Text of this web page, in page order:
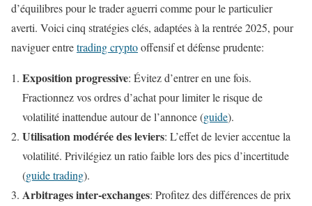
d’équilibres pour le trader aguerri comme pour le particulier
averti. Voici cinq stratégies clés, adaptées à la rentrée 2025, pour
naviguer entretrading cryptooffensif et défense prudente:
Exposition progressive: Évitez d’entrer en une fois.
Fractionnez vos ordres d’achat pour limiter le risque de
volatilité inattendue autour de l’annonce (guide).
Utilisation modérée des leviers: L’effet de levier accentue la
volatilité. Privilégiez un ratio faible lors des pics d’incertitude
(guide trading).
Arbitrages inter-exchanges: Profitez des différences de prix